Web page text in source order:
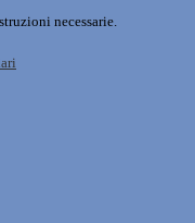
necessarie.